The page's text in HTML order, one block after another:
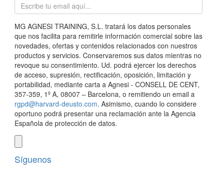
MG AGNESI TRAINING, S.L. tratará los datos personales
que nos facilita para remitirle información comercial sobre las
novedades, ofertas y contenidos relacionados con nuestros
productos y servicios. Conservaremos sus datos mientras no
revoque su consentimiento. Ud. podrá ejercer los derechos
de acceso, supresión, rectificación, oposición, limitación y
portabilidad, mediante carta a Agnesi - CONSELL DE CENT,
357-359, 1º A, 08007 – Barcelona, o remitiendo un email a
rgpd@harvard-deusto.com. Asimismo, cuando lo considere
oportuno podrá presentar una reclamación ante la Agencia
Española de protección de datos.
Síguenos